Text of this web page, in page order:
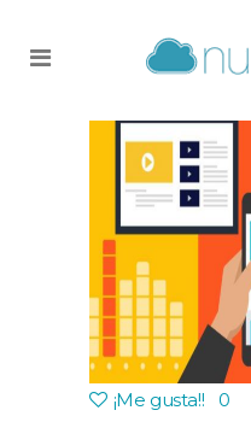
¡Me gusta!! 0